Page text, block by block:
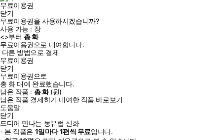
무료이용권
닫기
무료이용권을 사용하시겠습니까?
사용 가능 : 장
<>부터 총화
무료이용권으로 대여합니다.
다른 방법으로 결제
무료이용권
닫기
무료이용권으로
총 화대여 완료했습니다.
남은 작품 : 총화(원)
남은 작품 결제하기 대여한 작품 바로보기
도움말
닫기
드디어 만나는 동유럽 신화
- 본 작품은 1일마다1편씩 무료입니다.